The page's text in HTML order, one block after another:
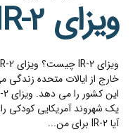
ویزای IR-2 چیست؟
خارج از ایالات متحده زندگی
یک شهروند آمریکایی کودکی
آیا IR-2 برای من...